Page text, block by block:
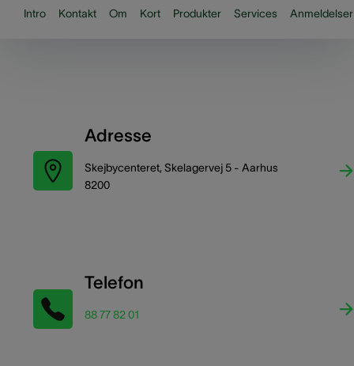
Intro Kontakt Om Kort Produkter Services Anmeldelser
Adresse
Skejbycenteret, Skelagervej 5 - Aarhus
8200
Telefon
88 77 82 01